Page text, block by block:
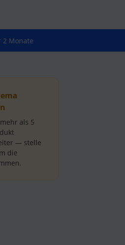
2 Monate
als 5
— stelle
die